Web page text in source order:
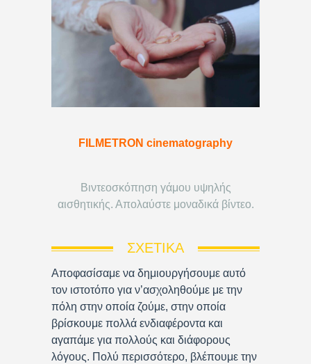
FILMETRON cinematography
Βιντεοσκόπηση γάμου υψηλής
αισθητικής. Απολαύστε μοναδικά βίντεο.
ΣΧΕΤΙΚΆ
Αποφασίσαμε να δημιουργήσουμε αυτό
τον ιστοτόπο για ν’ασχοληθούμε με την
πόλη στην οποία ζούμε, στην οποία
βρίσκουμε πολλά ενδιαφέροντα και
αγαπάμε για πολλούς και διάφορους
λόγους. Πολύ περισσότερο, βλέπουμε την